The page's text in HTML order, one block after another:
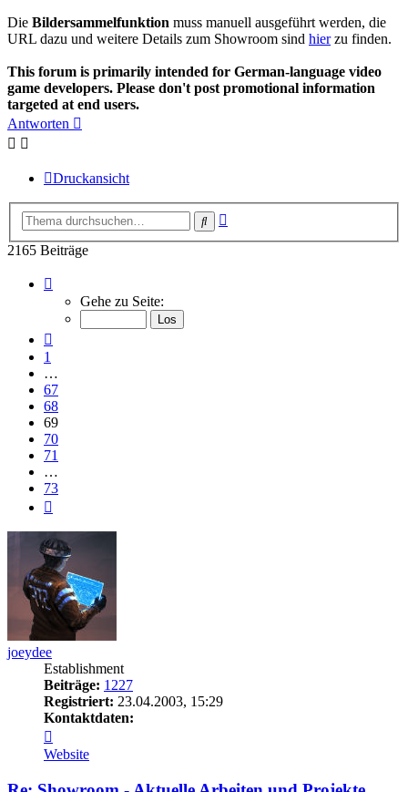
Die Bildersammelfunktion muss manuell ausgeführt werden, die
URL dazu und weitere Details zum Showroom sind hierzu finden.
This forum is primarily intended for German-language video
game developers. Please don't post promotional information
targeted at end users.
Antworten
Druckansicht
Suche
2165 Beiträge
69
von
Gehe zu Seite:
1
…
67
68
69
70
71
…
73
joeydee
Establishment
Beiträge: 1227
Registriert: 23.04.2003, 15:29
Kontaktdaten:
von
joeydee
Website